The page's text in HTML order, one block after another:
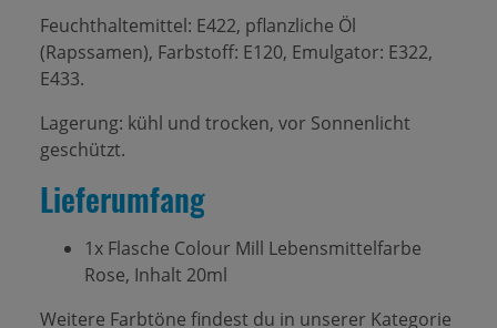
Feuchthaltemittel: E422, pflanzliche Öl
(Rapssamen), Farbstoff: E120, Emulgator: E322,
E433.
Lagerung: kühl und trocken, vor Sonnenlicht
geschützt.
Lieferumfang
1x Flasche Colour Mill Lebensmittelfarbe
Rose, Inhalt 20ml
Weitere Farbtöne findest du in unserer Kategorie